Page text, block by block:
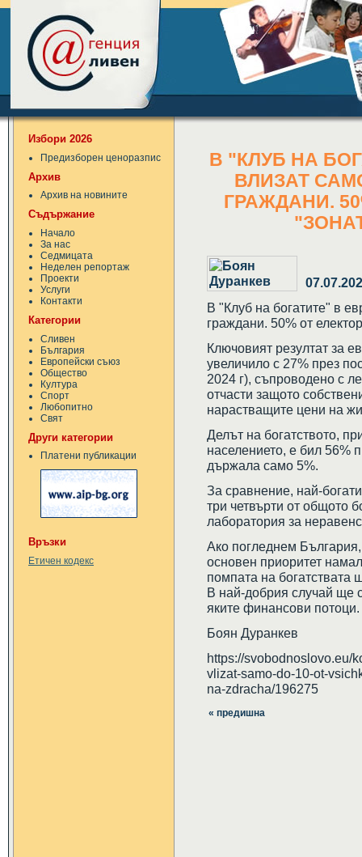
Избори 2026
Предизборен ценоразпис
Архив
Архив на новините
Съдържание
Начало
За нас
Седмицата
Неделен репортаж
Проекти
Услуги
Контакти
Категории
Сливен
България
Европейски съюз
Общество
Култура
Спорт
Любопитно
Свят
Други категории
Платени публикации
Връзки
Етичен кодекс
В "КЛУБ НА
ВЛИЗАТ
ГРАЖДАНИ.
В "Клуб на богатите" в
граждани. 50% от
Ключовият резултат за
увеличило с 27% през
2024 г), съпроводено с
отчасти защото
нарастващите цени на
Делът на богатството,
населението, е бил 56%
държала само 5%.
За сравнение, най-
три четвърти от общото
лаборатория за
Ако погледнем
основен приоритет
помпата на богатствата
В най-добрия случай ще
яките финансови
Боян Дуранкев
https://svobodnoslovo.eu/
vlizat-samo-do-10-ot-
na-zdracha/196275
« предишна